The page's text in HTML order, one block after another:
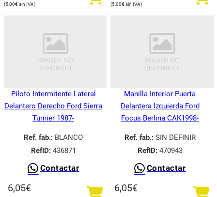
5,00€ 5,00€
Piloto Intermitente Lateral
Delantero Derecho Ford Sierra
Turnier 1987-
Ref. fab.: BLANCO
RefID:436871
Contactar
6,05€
Manilla Interior Puerta
Delantera Izquierda Ford
Focus Berlina CAK1998-
Ref. fab.:SIN DEFINIR
RefID:470943
Contactar
6,05€